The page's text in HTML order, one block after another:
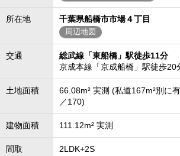
所在地 千葉県船橋市市場４丁目
周辺地図
交通
総武線「東船橋」駅徒歩11分
京成本線「京成船橋」駅徒歩20
土地面積
66.08m² 実測 (私道167m²別に
／170)
建物面積 111.12m² 実測
間取 2LDK+2S